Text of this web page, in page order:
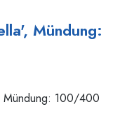
Mündung: